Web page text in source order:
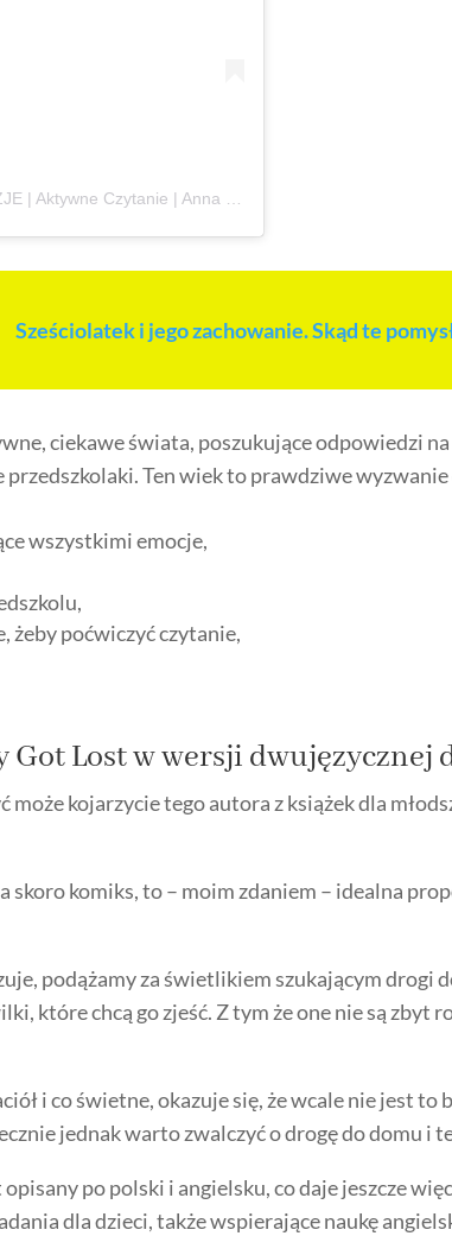
Sześciolatek i jego zachowanie. Skąd te
ciekawe świata, poszukujące odpowiedzi
przedszkolaki. Ten wiek to prawdziwe
wszystkimi emocje,
żeby poćwiczyć czytanie,
Lost w wersji dwujęzycznej
kojarzycie tego autora z książek dla
skoro komiks, to – moim zdaniem – idealna
podążamy za świetlikiem szukającym drogi
które chcą go zjeść. Z tym że one nie są zbyt
i co świetne, okazuje się, że wcale nie jest to
jednak warto zwalczyć o drogę do domu i
po polski i angielsku, co daje jeszcze
dla dzieci, także wspierające naukę